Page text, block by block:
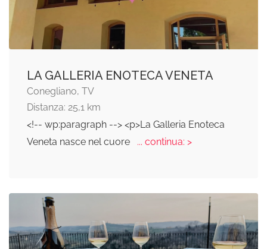
LA GALLERIA ENOTECA VENETA
Conegliano, TV
Distanza: 25,1 km
<!-- wp:paragraph --> <p>La Galleria Enoteca
Veneta nasce nel cuore
... continua: >